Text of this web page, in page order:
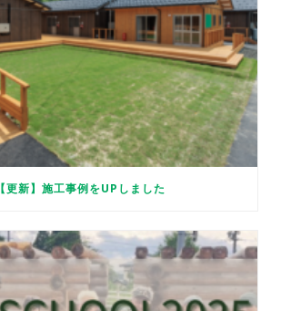
【更新】施工事例をUPしました